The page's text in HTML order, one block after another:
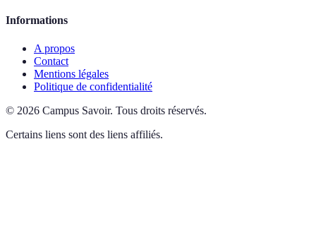
Informations
A propos
Contact
Mentions légales
Politique de confidentialité
© 2026 Campus Savoir. Tous droits réservés.
Certains liens sont des liens affiliés.